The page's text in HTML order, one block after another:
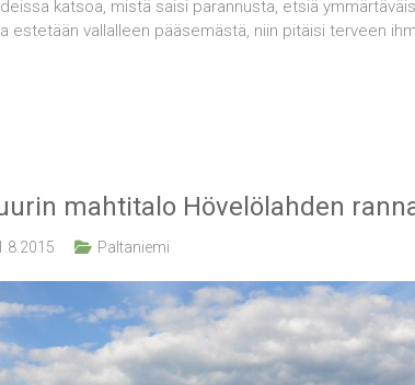
katsoa, mistä saisi parannusta, etsiä
estetään vallalleen pääsemästä, niin pitäisi terveen
mahtitalo Hövelölahden
Paltaniemi